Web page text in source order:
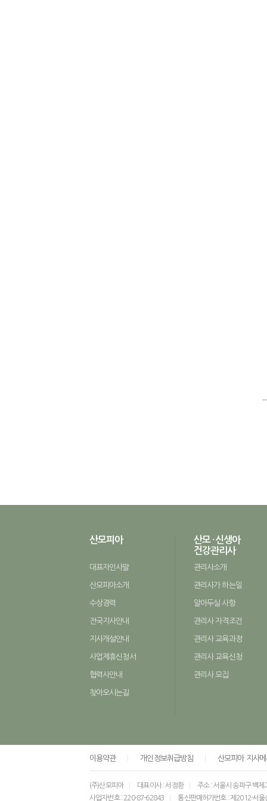
산모피아
대표자인사말
산모피아소개
수상경력
전국지사안내
지사개설안내
사업제휴신청서
협력사안내
찾아오시는길
산모 · 신생아
건강관리사
관리사소개
관리사가 하는일
알아두실 사항
관리사 자격조건
관리사 교육과정
관리사 교육신청
관리사 모집
이용약관 개인정보취급방침 산모피아 지사메
(주)산모피아 대표이사 : 서정환
주소 : 서울시 송파구 백
사업자번호 : 220-87-62843
통신판매허가번호 : 제2012-서